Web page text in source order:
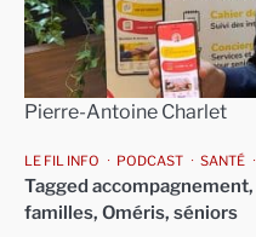
Pierre-Antoine Charlet
LE FIL INFO PODCAST SANTÉ
Tagged accompagnement,
familles, Oméris, séniors